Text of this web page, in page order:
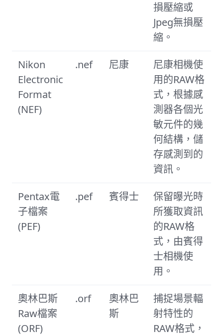
損壓縮或
Jpeg無損壓
縮。
Nikon
Electronic
Format
(NEF)
.nef 尼康
尼康相機使
用的RAW格
式，根據感
測器各個光
敏元件的幾
何結構，儲
存感測到的
資訊。
Pentax電
子檔案
(PEF)
.pef 賓得士
保留曝光時
所獲取資訊
的RAW格
式，由賓得
士相機使
用。
奧林巴斯
Raw檔案
(ORF)
.orf
奧林巴
斯
捕捉場景輻
射特性的
RAW格式，